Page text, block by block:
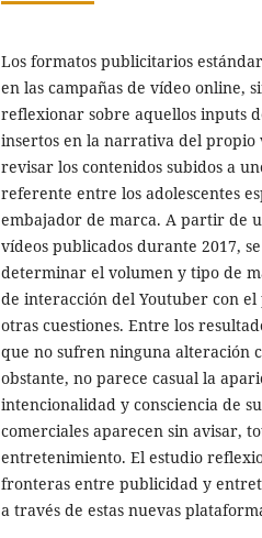
Los formatos publicitarios
en las campañas de vídeo online,
reflexionar sobre aquellos inputs
insertos en la narrativa del propio
revisar los contenidos subidos a
referente entre los adolescentes
embajador de marca. A partir de
vídeos publicados durante 2017,
determinar el volumen y tipo de
de interacción del Youtuber con
otras cuestiones. Entre los
que no sufren ninguna alteración
obstante, no parece casual la
intencionalidad y consciencia de
comerciales aparecen sin avisar,
entretenimiento. El estudio
fronteras entre publicidad y
a través de estas nuevas